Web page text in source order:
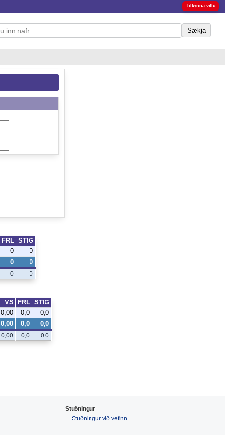
Tilkynna villu
Sækja
FRL
STIG
0 0
0 0
0 0
VS FRL
STIG
0,00 0,0 0,0
0,00 0,0 0,0
0,00 0,0 0,0
Stuðningur
Stuðningur við vefinn